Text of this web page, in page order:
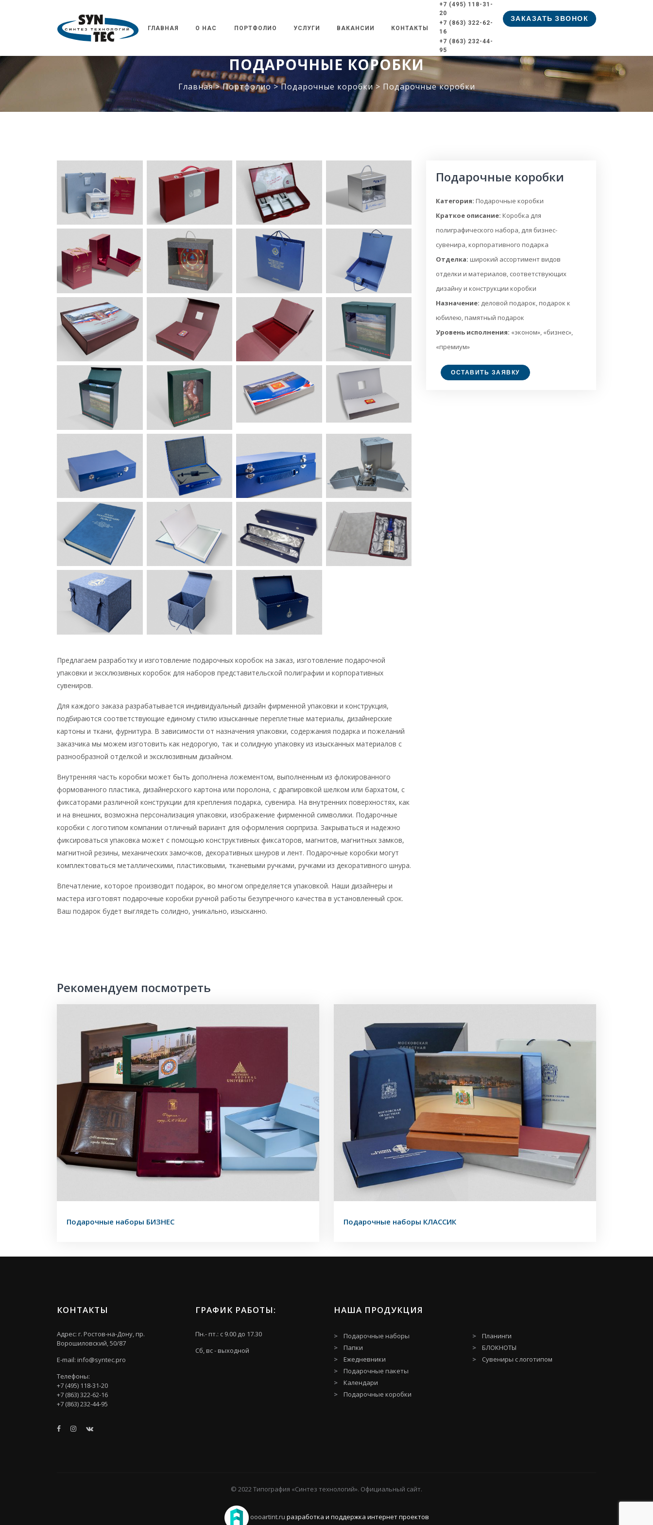
ГЛАВНАЯ О НАС ПОРТФОЛИО УСЛУГИ ВАКАНСИИ КОНТАКТЫ
+7 (495) 118-31-
20
+7 (863) 322-62-
16
+7 (863) 232-44-
95
ЗАКАЗАТЬ ЗВОНОК
ПОДАРОЧНЫЕ КОРОБКИ
Главная>Портфолио>Подарочные коробки> Подарочные коробки
Предлагаем разработку и изготовление подарочных коробок на заказ, изготовление подарочной
упаковки и эксклюзивных коробок для наборов представительской полиграфии и корпоративных
сувениров.
Для каждого заказа разрабатывается индивидуальный дизайн фирменной упаковки и конструкция,
подбираются соответствующие единому стилю изысканные переплетные материалы, дизайнерские
картоны и ткани, фурнитура. В зависимости от назначения упаковки, содержания подарка и пожеланий
заказчика мы можем изготовить как недорогую, так и солидную упаковку из изысканных материалов с
разнообразной отделкой и эксклюзивным дизайном.
Внутренняя часть коробки может быть дополнена ложементом, выполненным из флокированного
формованного пластика, дизайнерского картона или поролона, с драпировкой шелком или бархатом, с
фиксаторами различной конструкции для крепления подарка, сувенира. На внутренних поверхностях, как
и на внешних, возможна персонализация упаковки, изображение фирменной символики. Подарочные
коробки с логотипом компании отличный вариант для оформления сюрприза. Закрываться и надежно
фиксироваться упаковка может с помощью конструктивных фиксаторов, магнитов, магнитных замков,
магнитной резины, механических замочков, декоративных шнуров и лент. Подарочные коробки могут
комплектоваться металлическими, пластиковыми, тканевыми ручками, ручками из декоративного шнура.
Впечатление, которое производит подарок, во многом определяется упаковкой. Наши дизайнеры и
мастера изготовят подарочные коробки ручной работы безупречного качества в установленный срок.
Ваш подарок будет выглядеть солидно, уникально, изысканно.
Подарочные коробки
Категория: Подарочные коробки
Краткое описание: Коробка для
полиграфического набора, для бизнес-
сувенира, корпоративного подарка
Отделка: широкий ассортимент видов
отделки и материалов, соответствующих
дизайну и конструкции коробки
Назначение: деловой подарок, подарок к
юбилею, памятный подарок
Уровень исполнения: «эконом», «бизнес»,
«премиум»
ОСТАВИТЬ ЗАЯВКУ
Рекомендуем посмотреть
Подарочные наборы БИЗНЕС Подарочные наборы КЛАССИК
КОНТАКТЫ
Адрес: г. Ростов-на-Дону, пр.
Ворошиловский, 50/87
E-mail: info@syntec.pro
Телефоны:
+7 (495) 118-31-20
+7 (863) 322-62-16
+7 (863) 232-44-95
ГРАФИК РАБОТЫ:
Пн.- пт.: с 9.00 до 17.30
Сб, вс - выходной
НАША ПРОДУКЦИЯ
Подарочные наборы
Папки
Ежедневники
Подарочные пакеты
Календари
Подарочные коробки
Планинги
БЛОКНОТЫ
Сувениры с логотипом
© 2022 Типография «Синтез технологий». Официальный сайт.
oooartint.ru разработка и поддержка интернет проектов